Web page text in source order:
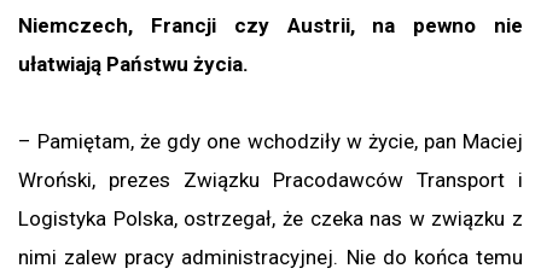
Niemczech, Francji czy Austrii, na pewno nie
ułatwiają Państwu życia.
– Pamiętam, że gdy one wchodziły w życie, pan Maciej
Wroński, prezes Związku Pracodawców Transport i
Logistyka Polska, ostrzegał, że czeka nas w związku z
nimi zalew pracy administracyjnej. Nie do końca temu